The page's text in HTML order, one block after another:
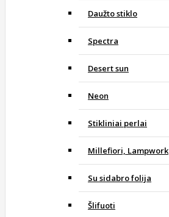
Daužto stiklo
Spectra
Desert sun
Neon
Stikliniai perlai
Millefiori, Lampwork
Su sidabro folija
Šlifuoti